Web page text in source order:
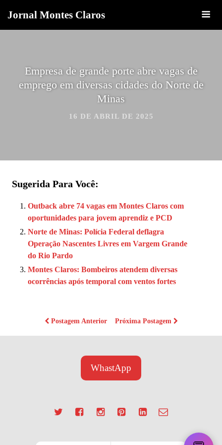
Jornal Montes Claros
Empresa de grande porte abre vagas de
emprego em diversas cidades do Norte de
Minas
16 DE ABRIL DE 2025
Sugerida Para Você:
Outback abre 74 vagas em Montes Claros com
oportunidades para jovem aprendiz e PCD
Norte de Minas: Polícia Federal deflagra
Operação Nascentes Livres em Vargem Grande
do Rio Pardo
Montes Claros: Bombeiros atendem diversas
ocorrências após temporal com ventos fortes
Postagem Anterior Próxima Postagem
WhastApp